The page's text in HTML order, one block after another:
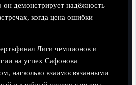
демонстрирует надёжность
когда цена ошибки
Лиги чемпионов и
на успех Сафонова
насколько взаимосвязанными